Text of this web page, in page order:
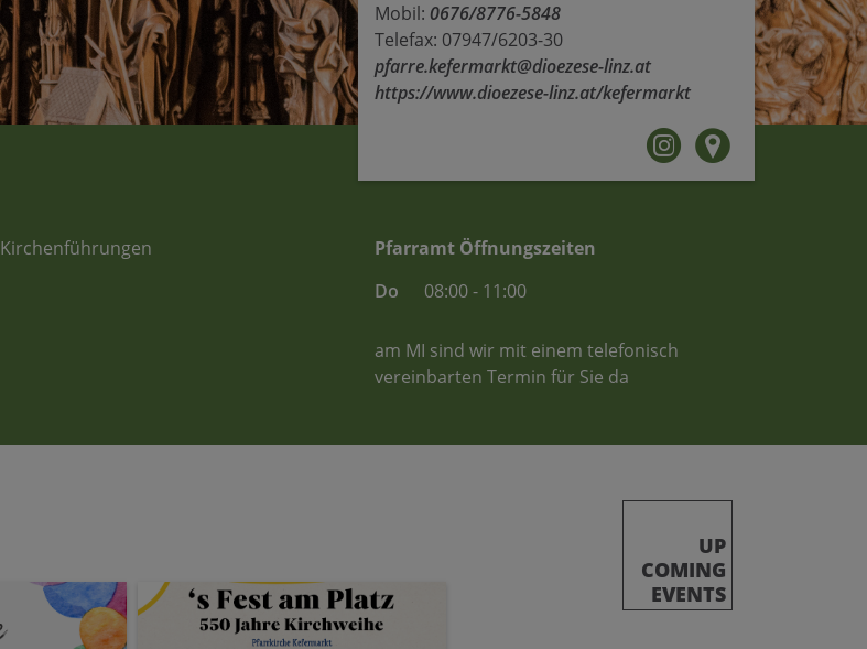
Mobil: 0676/8776-5848
Telefax: 07947/6203-30
pfarre.kefermarkt@dioezese-linz.at
https://www.dioezese-linz.at/kefermarkt
Kirchenführungen
Pfarramt Öffnungszeiten
Do
08:00 - 11:00
am MI sind wir mit einem telefonisch
vereinbarten Termin für Sie da
UP
COMING
EVENTS